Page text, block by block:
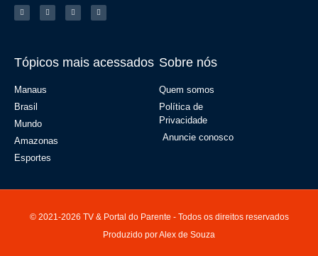
Tópicos mais acessados
Manaus
Brasil
Mundo
Amazonas
Esportes
Sobre nós
Quem somos
Política de
Privacidade
Anuncie conosco
© 2021-2026 TV & Portal do Parente - Todos os direitos reservados
Produzido por Alex de Souza